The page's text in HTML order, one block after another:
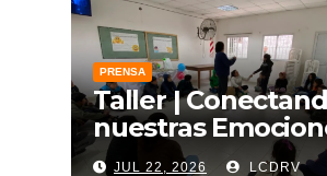
PRENSA
Taller |
nuestras
JUL 22, 2026 LCDRV